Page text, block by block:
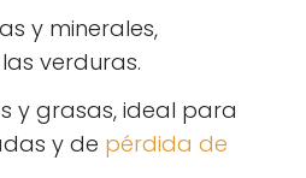
y minerales,
verduras.
y grasas, ideal para
y de pérdida de